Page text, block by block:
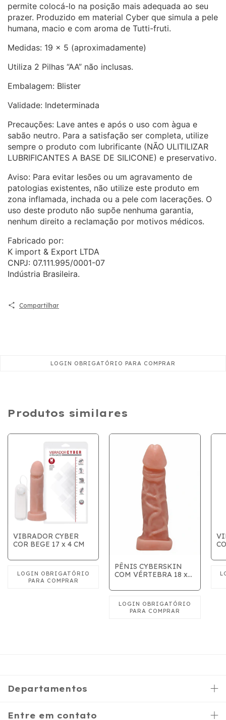
permite colocá-lo na posição mais adequada ao seu
prazer. Produzido em material Cyber que simula a pele
humana, macio e com aroma de Tutti-fruti.
Medidas: 19 x 5 (aproximadamente)
Utiliza 2 Pilhas “AA” não inclusas.
Embalagem: Blister
Validade: Indeterminada
Precauções: Lave antes e após o uso com àgua e
sabão neutro. Para a satisfação ser completa, utilize
sempre o produto com lubrificante (NÃO ULITILIZAR
LUBRIFICANTES A BASE DE SILICONE) e preservativo.
Aviso: Para evitar lesões ou um agravamento de
patologias existentes, não utilize este produto em
zona inflamada, inchada ou a pele com lacerações. O
uso deste produto não supõe nenhuma garantia,
nenhum direito a reclamação por motivos médicos.
Fabricado por:
K import & Export LTDA
CNPJ: 07.111.995/0001-07
Indústria Brasileira.
Compartilhar
Produtos similares
VIBRADOR CYBER
COR BEGE 17 x 4 CM
PÊNIS CYBERSKIN
COM VÉRTEBRA 18 x
Departamentos
Entre em contato